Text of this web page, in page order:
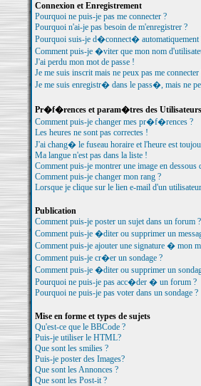
Connexion et Enregistrement
Pourquoi ne puis-je pas me connecter ?
Pourquoi n'ai-je pas besoin de m'enregistrer ?
Pourquoi suis-je d�connect� automatiquement
Comment puis-je �viter que mon nom
J'ai perdu mon mot de passe !
Je me suis inscrit mais ne peux pas me connecter
Je me suis enregistr� dans le pass�, mais ne
Pr�f�rences et param�tres des Utilisateurs
Comment puis-je changer mes pr�f�rences ?
Les heures ne sont pas correctes !
J'ai chang� le fuseau horaire et l'heure est
Ma langue n'est pas dans la liste !
Comment puis-je montrer une image en dessous
Comment puis-je changer mon rang ?
Lorsque je clique sur le lien e-mail d'un
Publication
Comment puis-je poster un sujet dans un forum ?
Comment puis-je �diter ou supprimer un
Comment puis-je ajouter une signature � mon
Comment puis-je cr�er un sondage ?
Comment puis-je �diter ou supprimer un
Pourquoi ne puis-je pas acc�der � un forum ?
Pourquoi ne puis-je pas voter dans un sondage ?
Mise en forme et types de sujets
Qu'est-ce que le BBCode ?
Puis-je utiliser le HTML?
Que sont les smilies ?
Puis-je poster des Images?
Que sont les Annonces ?
Que sont les Post-it ?